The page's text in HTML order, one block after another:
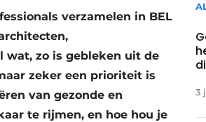
verzamelen in BEL
wat, zo is gebleken uit de
zeker een prioriteit is
van gezonde en
te rijmen, en hoe hou je
3